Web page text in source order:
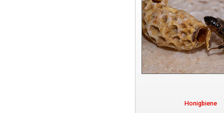
Honigbiene